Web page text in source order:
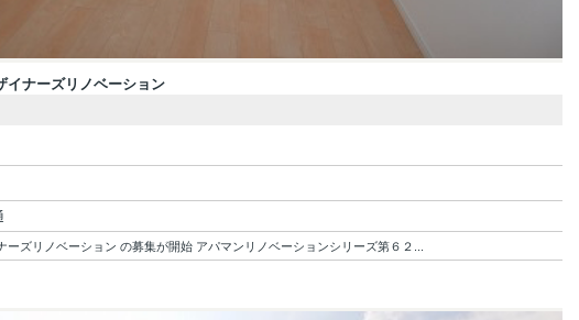
イナーズリノベーション
ーズリノベーション の募集が開始 アパマンリノベーションシリーズ第６２...